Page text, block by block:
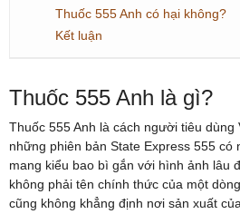
Thuốc 555 Anh có hại không?
Kết luận
Thuốc 555 Anh là gì?
Thuốc 555 Anh là cách người tiêu
những phiên bản State Express 555 có
mang kiểu bao bì gắn với hình ảnh lâu
không phải tên chính thức của một
cũng không khẳng định nơi sản xuất